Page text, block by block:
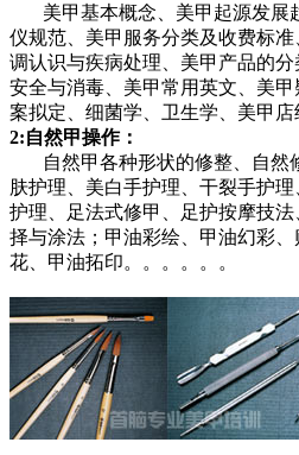
美甲基本概念、美甲起源发展
仪规范、美甲服务分类及收费标
调认识与疾病处理、美甲产品的
安全与消毒、美甲常用英文、美
案拟定、细菌学、卫生学、美甲店
2:自然甲操作：
自然甲各种形状的修整、自然
肤护理、美白手护理、干裂手护
护理、足法式修甲、足护按摩技
择与涂法；甲油彩绘、甲油幻彩
花、甲油拓印。。。。。。